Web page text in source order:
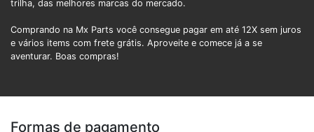
trilha, das melhores marcas do mercado.
Comprando na Mx Parts você consegue pagar em até 12X sem juros
e vários items com frete grátis. Aproveite e comece já a se
aventurar. Boas compras!
Formas de pagamento